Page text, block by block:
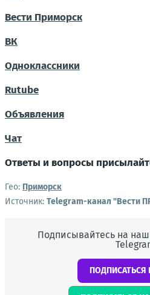
Вести Приморск
ВК
Одноклассники
Rutube
Объявления
Чат
Ответы и вопросы
Гео: Приморск
Источник: Telegram-канал "Вести
Подписывайтесь на
ПОДПИСАТЬСЯ